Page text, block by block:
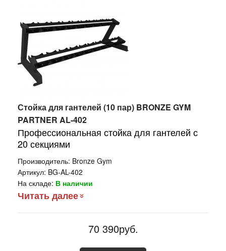
Стойка для гантелей (10 пар) BRONZE GYM
PARTNER AL-402
Профессиональная стойка для гантелей с
20 секциями
Производитель: Bronze Gym
Артикул: BG-AL-402
На складе: В наличии
Читать далее
70 390руб.